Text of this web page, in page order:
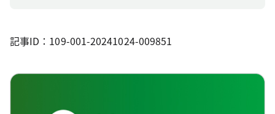
記事ID：109-001-20241024-009851